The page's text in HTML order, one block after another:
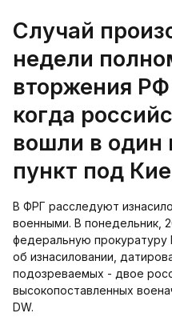
Случай
недели
вторжения
когда
вошли в один
пункт под
В ФРГ расследуют
военными. В понедельник,
федеральную прокуратуру
об изнасиловании,
подозреваемых - двое
высокопоставленных
DW.